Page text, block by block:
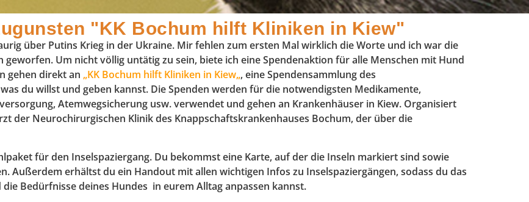
"KK Bochum hilft Kliniken in Kiew"
über Putins Krieg in der Ukraine. Mir fehlen zum ersten Mal wirklich die Worte und ich war die
geworfen. Um nicht völlig untätig zu sein, biete ich eine Spendenaktion für alle Menschen mit Hund
gehen direkt an „KK Bochum hilft Kliniken in Kiew„, eine Spendensammlung des
du willst und geben kannst. Die Spenden werden für die notwendigsten Medikamente,
Atemwegsicherung usw. verwendet und gehen an Krankenhäuser in Kiew. Organisiert
der Neurochirurgischen Klinik des Knappschaftskrankenhauses Bochum, der über die
für den Inselspaziergang. Du bekommst eine Karte, auf der die Inseln markiert sind sowie
Außerdem erhältst du ein Handout mit allen wichtigen Infos zu Inselspaziergängen, sodass du das
Bedürfnisse deines Hundes in eurem Alltag anpassen kannst.